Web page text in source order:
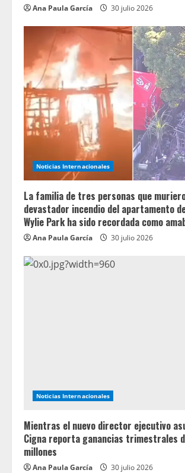
Ana Paula García 30 julio 2026
Noticias Internacionales
La familia de tres personas que
devastador incendio del apartamento
Wylie Park ha sido recordada como
Ana Paula García 30 julio 2026
Noticias Internacionales
Mientras el nuevo director ejecutivo
Cigna reporta ganancias trimestrales
millones
Ana Paula García 30 julio 2026